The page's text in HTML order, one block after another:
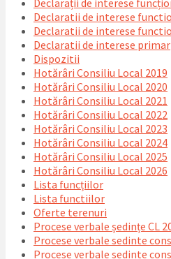
Declarații de interese
Declaratii de interese
Declaratii de interese
Declaratii de interese primar
Dispozitii
Hotărâri Consiliu Local 2019
Hotărâri Consiliu Local 2020
Hotărâri Consiliu Local 2021
Hotărâri Consiliu Local 2022
Hotărâri Consiliu Local 2023
Hotărâri Consiliu Local 2024
Hotărâri Consiliu Local 2025
Hotărâri Consiliu Local 2026
Lista funcțiilor
Lista functiilor
Oferte terenuri
Procese verbale ședințe CL
Procese verbale sedinte
Procese verbale sedinte